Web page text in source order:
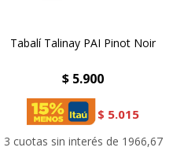
Tabalí Talinay PAI Pinot Noir
$ 5.900
$ 5.015
3 cuotas sin interés de 1966,67